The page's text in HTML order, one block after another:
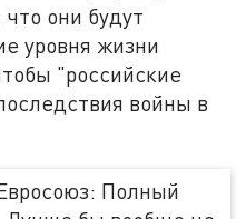
они будут
уровня жизни
"российские
войны в